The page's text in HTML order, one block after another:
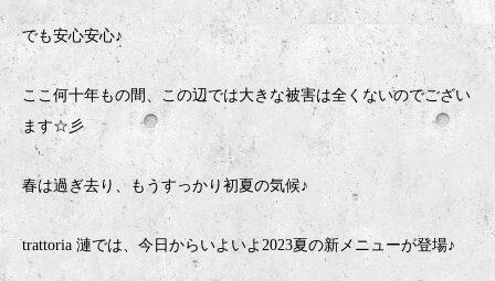
でも安心安心♪
ここ何十年もの間、この辺では大きな被害は全くないのでござい
ます☆彡
春は過ぎ去り、もうすっかり初夏の気候♪
trattoria 漣では、今日からいよいよ2023夏の新メニューが登場♪